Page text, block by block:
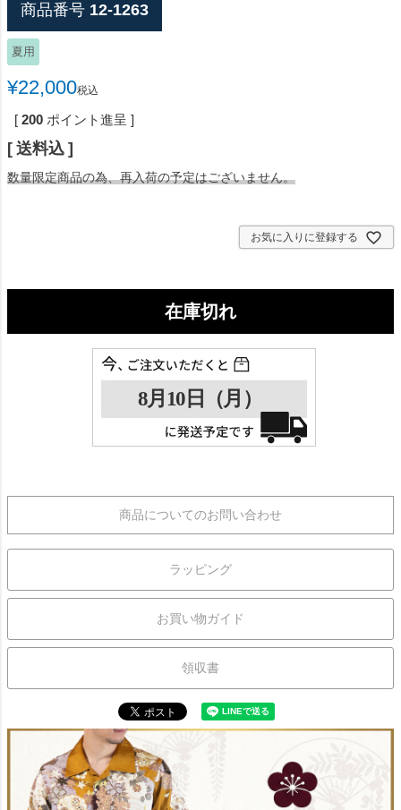
商品番号 12-1263
夏用
¥22,000税込
[ 200 ポイント進呈 ]
送料込
数量限定商品の為、再入荷の予定はございません。
お気に入りに登録する
在庫切れ
商品についてのお問い合わせ
ラッピング
お買い物ガイド
領収書